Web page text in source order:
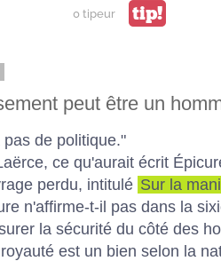
0 tipeur tip!
peut être un
de politique."
ce qu'aurait écrit
perdu, intitulé Sur la
n'affirme-t-il pas dans la
la sécurité du côté des
est un bien selon la